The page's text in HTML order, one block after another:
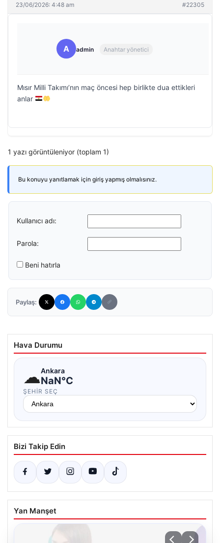
23/06/2026: 4:48 am #22305
A admin Anahtar yönetici
Mısır Milli Takımı’nın maç öncesi hep birlikte dua ettikleri
anlar
1 yazı görüntüleniyor (toplam 1)
Bu konuyu yanıtlamak için giriş yapmış olmalısınız.
Kullanıcı adı:
Parola:
Beni hatırla
Paylaş:
Hava Durumu
☁Ankara
NaN°C
ŞEHIR SEÇ
Bizi Takip Edin
Yan Manşet